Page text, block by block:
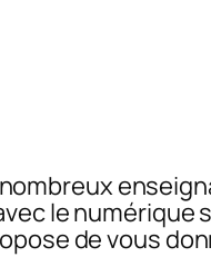
nombreux
le numérique
de vous